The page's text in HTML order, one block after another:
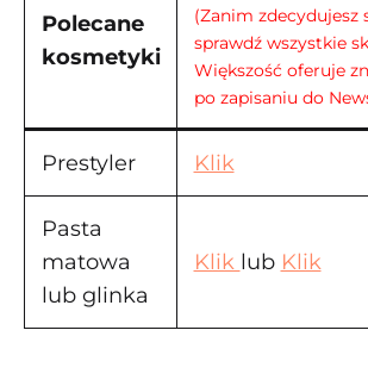
Polecane
kosmetyki
(Zanim zdecydujesz
sprawdź wszystkie
Większość oferuje
po zapisaniu do
Prestyler Klik
Pasta
matowa
lub glinka
Klik lub Klik